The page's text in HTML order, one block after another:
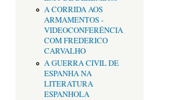
A CORRIDA AOS
ARMAMENTOS -
VIDEOCONFERÊNCIA
COM FREDERICO
CARVALHO
A GUERRA CIVIL DE
ESPANHA NA
LITERATURA
ESPANHOLA